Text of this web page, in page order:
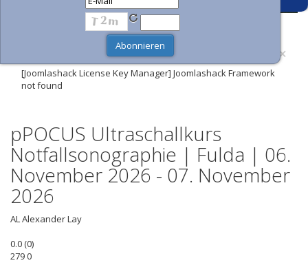
×
[Joomlashack License Key Manager] Joomlashack Framework
not found
pPOCUS Ultraschallkurs
Notfallsonographie | Fulda | 06.
November 2026 - 07. November
2026
ALAlexander Lay
0.0(0)
2790